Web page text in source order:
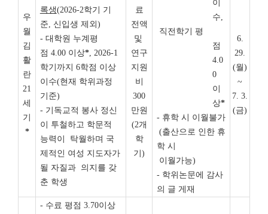
우
월
김
활
란
21
세
기
*
록생(2026-2학기 기
준, 신입생 제외)
- 대학원 누계평
점 4.00 이상*, 2026-1
학기까지 6학점 이상
이수(현재 학위과정
기준)
- 기독교적 봉사 정신
이 투철하고 학문적
능력이 탁월하며 국
제적인 여성 지도자가
될 자질과 의지를 갖
춘 학생
료
전액
및
연구
지원
비
300
만원
(2개
학
기)
이
수,
직전학기 평
점
4.0
0
이
상*
- 휴학 시 이월불가
(출산으로 인한 휴
학 시
이월가능)
- 학위논문에 감사
의 글 게재
6.
29.
(월)
~
7. 3.
(금)
- 수료 평점 3.70이상